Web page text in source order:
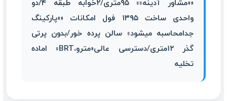
««مشاور آدینه»» ۹۵متری/۲خوابه طبقه ۴/دو
واحدی ساخت ۱۳۹۵ فول امکانات ««پارکینگ
جدامحاسبه میشود» سالن پرده خور/بدون پرتی
گذر ۱۲متری/دسترسی عالی«مترو،BRT» اماده
تخلیه